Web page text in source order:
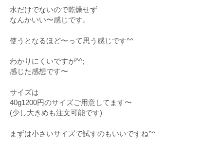
水だけでないので乾燥せず
なんかいい〜感じです。
使うとなるほど〜って思う感じです^^
わかりにくいですが^^;
感じた感想です〜
サイズは
40g1200円のサイズご用意してます〜
(少し大きめも注文可能です)
まずは小さいサイズで試すのもいいですね^^